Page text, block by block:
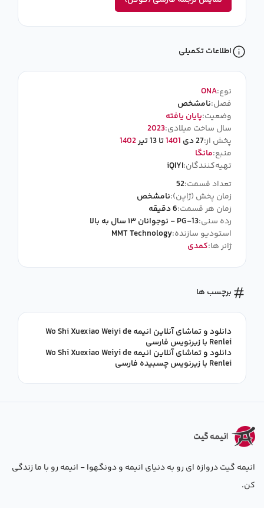
اطلاعات تکمیلی
نوع:ONA
فصل:نامشخص
وضعیت:پایان یافته
سال ساخت میلادی:2023
پخش از:27 دی 1401تا 13 تیر
1402
منبع:مانگا
تهیه‌کنندگان:iQIYI
تعداد قسمت:52
زمان پخش (ژاپن):نامشخص
زمان هر قسمت:6 دقیقه
رده سنی:PG-13 - نوجوانان ۱۳ سال به بالا
استودیو سازنده:MMT Technology
ژانر ها:کمدی
برچسب ها
دانلود و تماشای آنلاین انیمه Wo Shi Xuexiao Weiyi de
Renlei با زیرنویس فارسی
دانلود و تماشای آنلاین انیمه Wo Shi Xuexiao Weiyi de
Renlei با زیرنویس چسبیده فارسی
انیمه گیت دروازه ای رو به دنیای انیمه و دونگهوا - انیمه رو با ما زندگی
کن.